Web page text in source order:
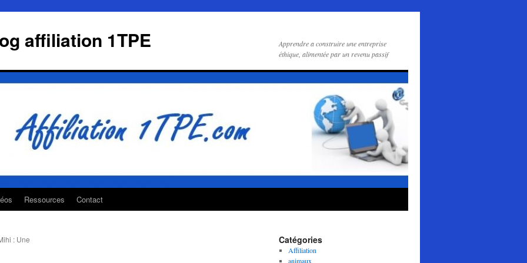
affiliation 1TPE
Apprendre a construire une entreprise
éthique, alimentée par un revenu passif
Ressources Contact
: Une
Catégories
Affiliation
animaux